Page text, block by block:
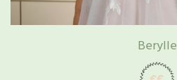
Berylle